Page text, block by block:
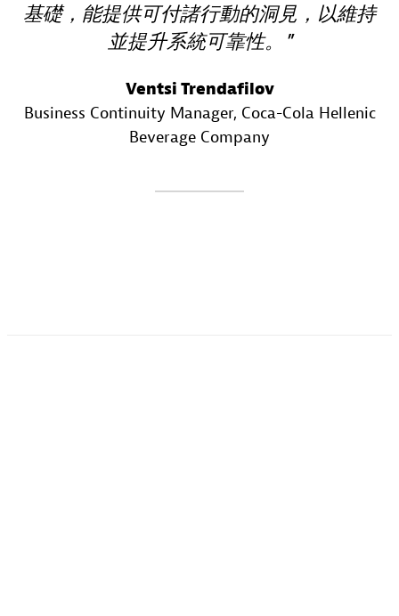
基礎，能提供可付諸行動的洞見，以維持
並提升系統可靠性。
Ventsi Trendafilov
Business Continuity Manager, Coca-Cola Hellenic
Beverage Company